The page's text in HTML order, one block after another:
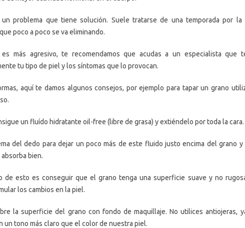
problema que tiene solución. Suele tratarse de una temporada por la
poco a poco se va eliminando.
más agresivo, te recomendamos que acudas a un especialista que
tu tipo de piel y los síntomas que lo provocan.
aquí te damos algunos consejos, por ejemplo para tapar un grano
un fluído hidratante oil-free (libre de grasa) y extiéndelo por toda la cara.
del dedo para dejar un poco más de este fluido justo encima del grano
bien.
de esto es conseguir que el grano tenga una superficie suave y no
los cambios en la piel.
la superficie del grano con fondo de maquillaje. No utilices antiojeras,
un tono más claro que el color de nuestra piel.